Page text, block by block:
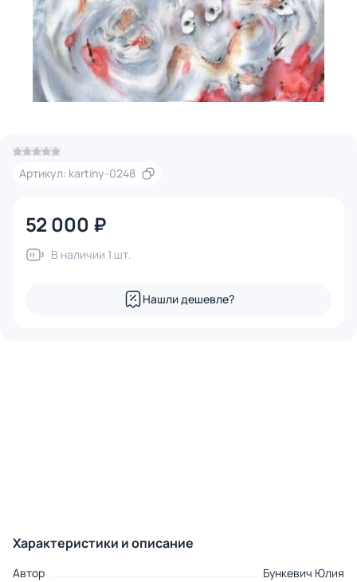
Артикул: kartiny-0248
52 000 ₽
В наличии 1 шт.
Нашли дешевле?
Характеристики и описание
Автор
Бункевич Юлия